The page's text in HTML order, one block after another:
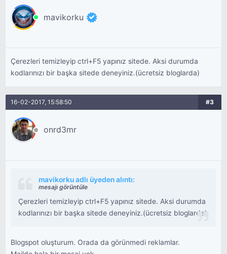
mavikorku
Çerezleri temizleyip ctrl+F5 yapınız sitede. Aksi durumda
kodlarınızı bir başka sitede deneyiniz.(ücretsiz bloglarda)
16-02-2017, 15:58:50 #3
onrd3mr
mavikorku adlı üyeden alıntı:
mesajı görüntüle
Çerezleri temizleyip ctrl+F5 yapınız sitede. Aksi durumda
kodlarınızı bir başka sitede deneyiniz.(ücretsiz bloglarda)
Blogspot oluşturum. Orada da görünmedi reklamlar.